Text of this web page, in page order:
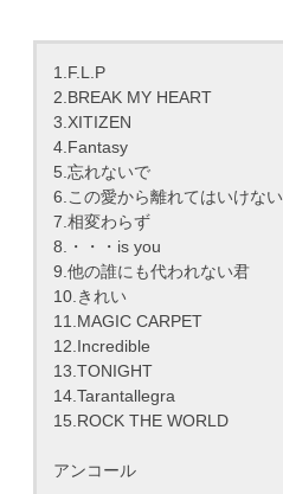
1.F.L.P
2.BREAK MY HEART
3.XITIZEN
4.Fantasy
5.忘れないで
6.この愛から離れてはいけない
7.相変わらず
8.・・・is you
9.他の誰にも代われない君
10.きれい
11.MAGIC CARPET
12.Incredible
13.TONIGHT
14.Tarantallegra
15.ROCK THE WORLD
アンコール